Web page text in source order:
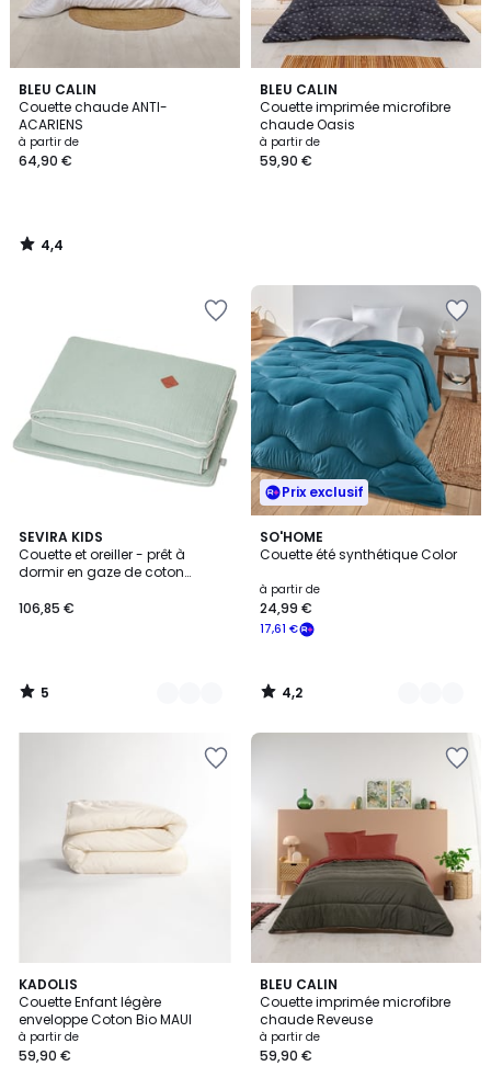
BLEU CALIN
Couette chaude ANTI-
ACARIENS
à partir de
64,90 €
4,4
/ 5
4,4
/
BLEU CALIN
Couette imprimée microfibre
chaude Oasis
à partir de
59,90 €
SEVIRA KIDS
Couette et oreiller - prêt à
dormir en gaze de coton
106,85 €
5
/
5
9
Couleurs
5
/
Prix exclusif
SO'HOME
Couette été synthétique Color
à partir de
17,61 €
24,99 €
4,2
/ 5
3
Couleurs
4,2
/
KADOLIS
Couette Enfant légère
enveloppe Coton Bio MAUI
à partir de
59,90 €
BLEU CALIN
Couette imprimée microfibre
chaude Reveuse
à partir de
59,90 €
5
/
5